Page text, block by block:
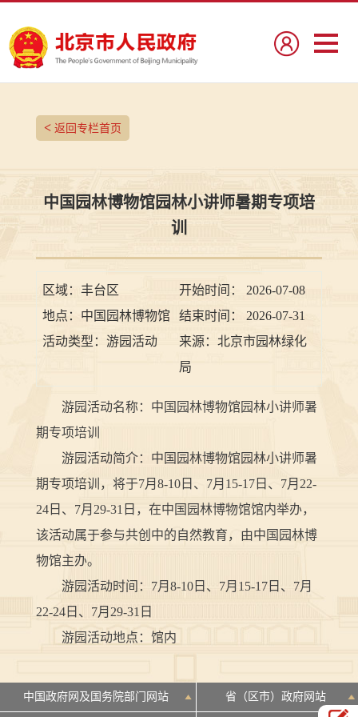
<返回专栏首页
中国园林博物馆园林小讲师暑期专项培
训
区域： 丰台区 开始时间：
2026-07-08
地点： 中国园林博物馆 结束时间：
2026-07-31
活动类型： 游园活动 来源： 北京市园林绿化
局
游园活动名称：中国园林博物馆园林小讲师暑
期专项培训
游园活动简介：中国园林博物馆园林小讲师暑
期专项培训，将于7月8-10日、7月15-17日、7月22-
24日、7月29-31日，在中国园林博物馆馆内举办，
该活动属于参与共创中的自然教育，由中国园林博
物馆主办。
游园活动时间：7月8-10日、7月15-17日、7月
22-24日、7月29-31日
游园活动地点：馆内
中国政府网及国务院部门网站 省（区市）政府网站